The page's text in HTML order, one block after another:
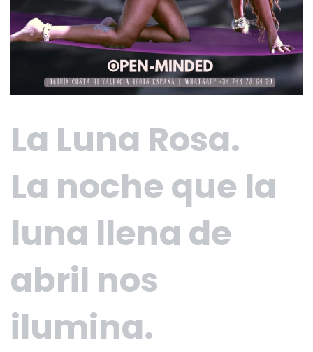
La Luna Rosa.
La noche que la
luna llena de
abril nos
ilumina.